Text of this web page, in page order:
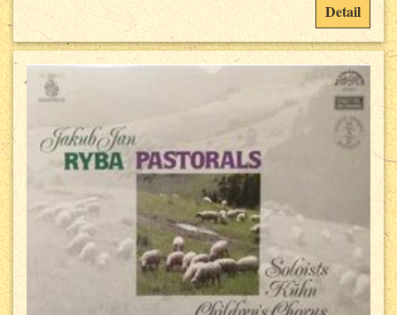
Detail